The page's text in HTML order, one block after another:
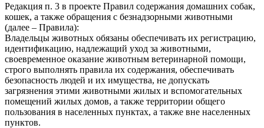
Редакция п. 3 в проекте Правил содержания домашних собак,
кошек, а также обращения с безнадзорными животными
(далее – Правила):
Владельцы животных обязаны обеспечивать их регистрацию,
идентификацию, надлежащий уход за животными,
своевременное оказание животным ветеринарной помощи,
строго выполнять правила их содержания, обеспечивать
безопасность людей и их имущества, не допускать
загрязнения этими животными жилых и вспомогательных
помещений жилых домов, а также территории общего
пользования в населенных пунктах, а также вне населенных
пунктов.